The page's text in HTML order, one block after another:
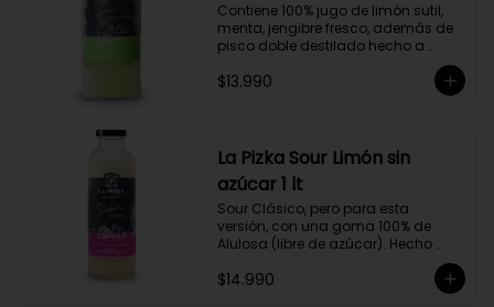
Contiene 100% jugo de limón sutil,
menta, jengibre fresco, además de
pisco doble destilado hecho a
Alejandría, Amarilla, Rosada y
$13.990
La Pizka Sour Limón sin
azúcar 1 lt
Sour Clásico, pero para esta
versión, con una goma 100% de
Alulosa (libre de azúcar). Hecho
100% con jugo de limón sutil y pisco
doble destilado de receta propia
hecho a partir de uva Moscatel de
$14.990